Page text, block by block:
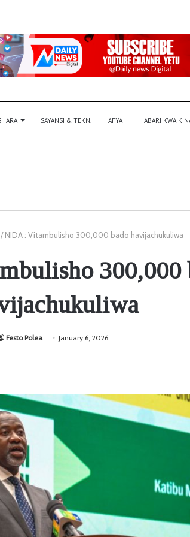
SAYANSI & TEKN. AFYA HABARI KWA
/ NIDA : Vitambulisho 300,000 bado havijachukuliwa
300,000
Festo Polea January 6, 2026